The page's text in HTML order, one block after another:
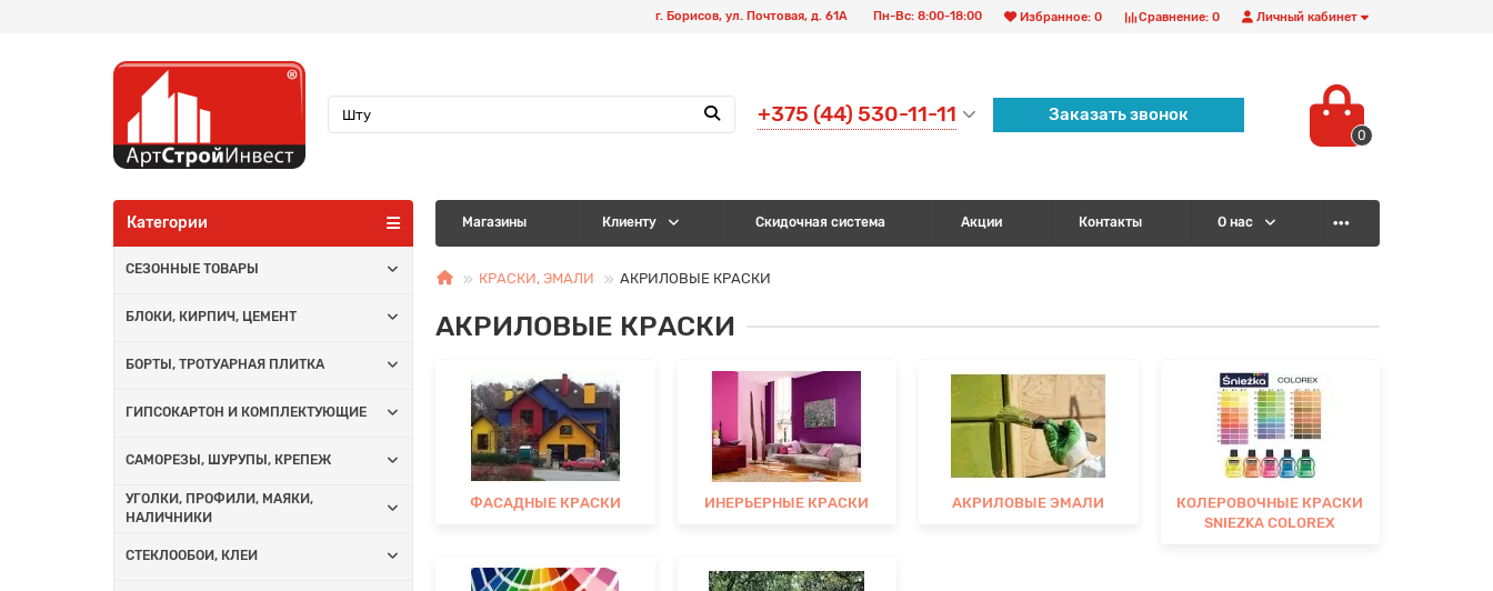
Личный кабинет
Сравнение: 0
Избранное: 0
г. Борисов, ул. Почтовая, д. 61А Пн-Вс: 8:00-18:00
+375 (44) 530-11-11 Заказать звонок
0
Категории
СЕЗОННЫЕ ТОВАРЫ
БЛОКИ, КИРПИЧ, ЦЕМЕНТ
БОРТЫ, ТРОТУАРНАЯ ПЛИТКА
ГИПСОКАРТОН И КОМПЛЕКТУЮЩИЕ
САМОРЕЗЫ, ШУРУПЫ, КРЕПЕЖ
УГОЛКИ, ПРОФИЛИ, МАЯКИ,
НАЛИЧНИКИ
СТЕКЛООБОИ, КЛЕИ
Магазины Клиенту Скидочная система Акции Контакты О нас
КРАСКИ, ЭМАЛИ АКРИЛОВЫЕ КРАСКИ
АКРИЛОВЫЕ КРАСКИ
ФАСАДНЫЕ КРАСКИ ИНЕРЬЕРНЫЕ КРАСКИ АКРИЛОВЫЕ ЭМАЛИ
КОЛЕРОВОЧНЫЕ КРАСКИ
SNIEZKA COLOREX